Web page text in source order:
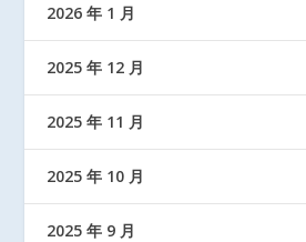
2026 年 1 月
2025 年 12 月
2025 年 11 月
2025 年 10 月
2025 年 9 月